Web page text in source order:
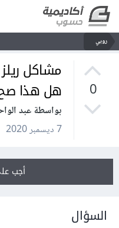
روبي
0
مشاكل
هل هذا
بواسطة عبد
7 ديسمبر 2020
أجب
السؤال